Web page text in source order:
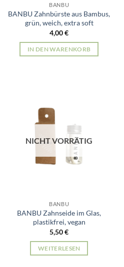
BANBU
BANBU Zahnbürste aus Bambus,
grün, weich, extra soft
4,00€
IN DEN WARENKORB
NICHT VORRÄTIG
BANBU
BANBU Zahnseide im Glas,
plastikfrei, vegan
5,50€
WEITERLESEN